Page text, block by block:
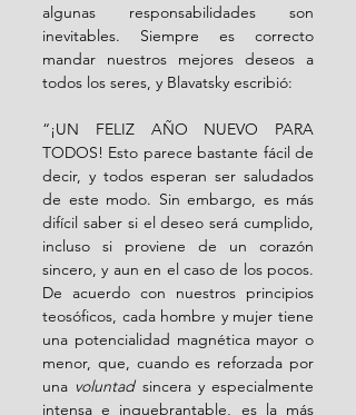
algunas responsabilidades son
inevitables. Siempre es correcto
mandar nuestros mejores deseos a
todos los seres, y Blavatsky escribió:
“¡UN FELIZ AÑO NUEVO PARA
TODOS! Esto parece bastante fácil de
decir, y todos esperan ser saludados
de este modo. Sin embargo, es más
difícil saber si el deseo será cumplido,
incluso si proviene de un corazón
sincero, y aun en el caso de los pocos.
De acuerdo con nuestros principios
teosóficos, cada hombre y mujer tiene
una potencialidad magnética mayor o
menor, que, cuando es reforzada por
una voluntad sincera y especialmente
intensa e inquebrantable, es la más